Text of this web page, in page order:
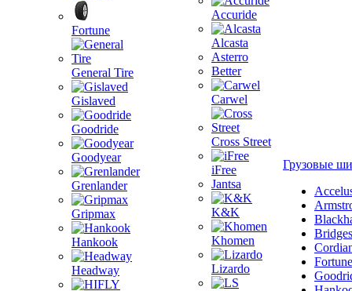
Fortune
General Tire
Gislaved
Goodride
Goodyear
Grenlander
Gripmax
Hankook
Headway
Accuride
Alcasta
Asterro
Better
Carwel
Cross Street
iFree
Jantsa
K&K
Khomen
Lizardo
Грузовые
Fortune